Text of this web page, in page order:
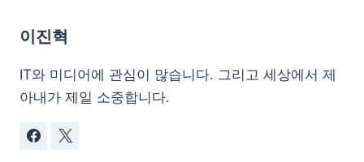
이진혁
IT와 미디어에 관심이 많습니다. 그리고 세상에서 제
아내가 제일 소중합니다.